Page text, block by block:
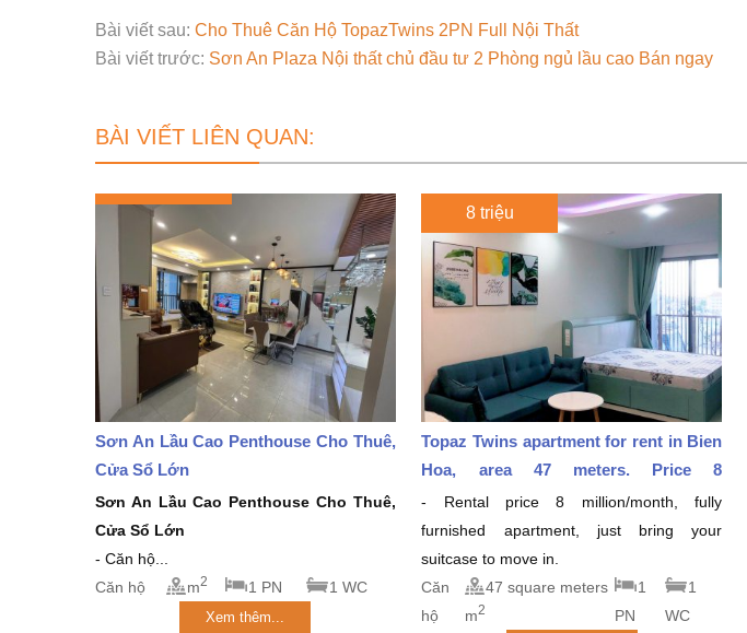
Bài viết sau: Cho Thuê Căn Hộ TopazTwins 2PN Full Nội Thất
Bài viết trước: Sơn An Plaza Nội thất chủ đầu tư 2 Phòng ngủ lầu cao Bán ngay
BÀI VIẾT LIÊN QUAN:
Sơn An Lầu Cao Penthouse Cho Thuê,
Cửa Sổ Lớn
Sơn An Lầu Cao Penthouse Cho Thuê,
Cửa Sổ Lớn
- Căn hộ...
Căn hộ
m2 1 PN 1 WC
Xem thêm...
8 triệu
Topaz Twins apartment for rent in Bien
Hoa, area 47 meters. Price 8
million/month
- Rental price 8 million/month, fully
furnished apartment, just bring your
suitcase to move in.
Căn
hộ
47 square meters
m2
1
PN
1
WC